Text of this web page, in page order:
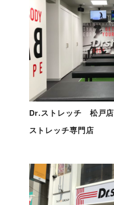
Dr.ストレッチ 松戸店
ストレッチ専門店